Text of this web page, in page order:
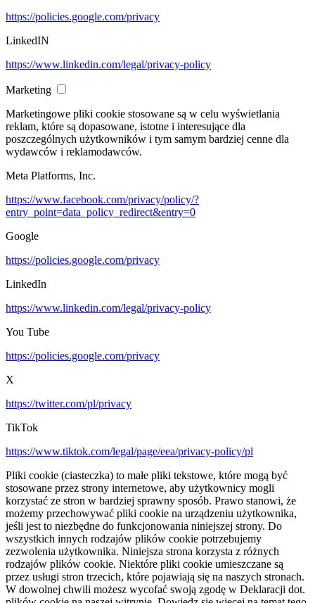
https://policies.google.com/privacy
LinkedIN
https://www.linkedin.com/legal/privacy-policy
Marketing
Marketingowe pliki cookie stosowane są w celu wyświetlania
reklam, które są dopasowane, istotne i interesujące dla
poszczególnych użytkowników i tym samym bardziej cenne dla
wydawców i reklamodawców.
Meta Platforms, Inc.
https://www.facebook.com/privacy/policy/?
entry_point=data_policy_redirect&entry=0
Google
https://policies.google.com/privacy
LinkedIn
https://www.linkedin.com/legal/privacy-policy
You Tube
https://policies.google.com/privacy
X
https://twitter.com/pl/privacy
TikTok
https://www.tiktok.com/legal/page/eea/privacy-policy/pl
Pliki cookie (ciasteczka) to małe pliki tekstowe, które mogą być
stosowane przez strony internetowe, aby użytkownicy mogli
korzystać ze stron w bardziej sprawny sposób. Prawo stanowi, że
możemy przechowywać pliki cookie na urządzeniu użytkownika,
jeśli jest to niezbędne do funkcjonowania niniejszej strony. Do
wszystkich innych rodzajów plików cookie potrzebujemy
zezwolenia użytkownika. Niniejsza strona korzysta z różnych
rodzajów plików cookie. Niektóre pliki cookie umieszczane są
przez usługi stron trzecich, które pojawiają się na naszych stronach.
W dowolnej chwili możesz wycofać swoją zgodę w Deklaracji dot.